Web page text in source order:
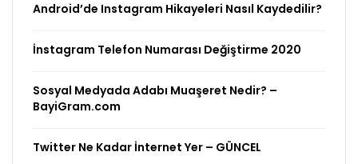
Android’de Instagram Hikayeleri Nasıl Kaydedilir?
İnstagram Telefon Numarası Değiştirme 2020
Sosyal Medyada Adabı Muaşeret Nedir? –
BayiGram.com
Twitter Ne Kadar İnternet Yer – GÜNCEL